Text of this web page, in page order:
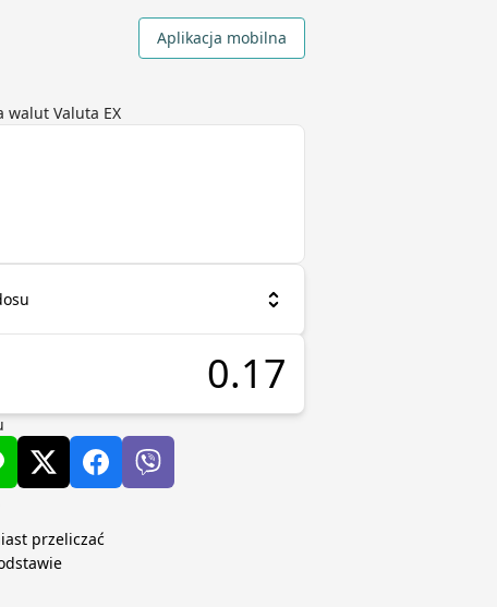
Aplikacja mobilna
walut Valuta EX
przeliczać